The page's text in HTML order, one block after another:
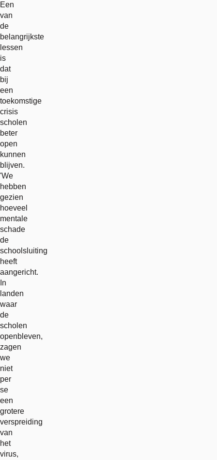
Een
van
de
belangrijkste
lessen
is
dat
bij
een
toekomstige
crisis
scholen
beter
open
kunnen
blijven.
'We
hebben
gezien
hoeveel
mentale
schade
de
schoolsluiting
heeft
aangericht.
In
landen
waar
de
scholen
openbleven,
zagen
we
niet
per
se
een
grotere
verspreiding
van
het
virus,